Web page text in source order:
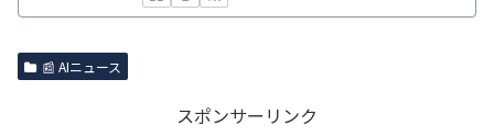
📰 AIニュース
スポンサーリンク